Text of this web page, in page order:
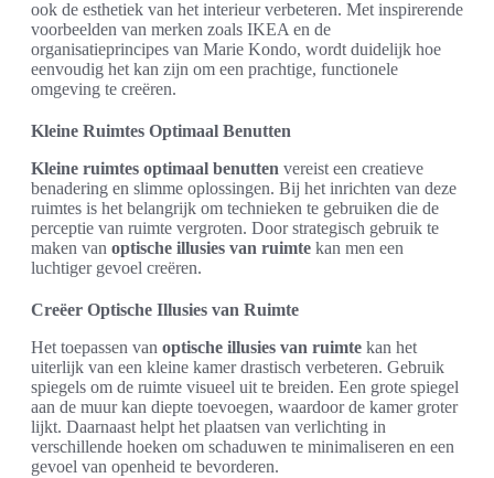
ook de esthetiek van het interieur verbeteren. Met inspirerende
voorbeelden van merken zoals IKEA en de
organisatieprincipes van Marie Kondo, wordt duidelijk hoe
eenvoudig het kan zijn om een prachtige, functionele
omgeving te creëren.
Kleine Ruimtes Optimaal Benutten
Kleine ruimtes optimaal benutten vereist een creatieve
benadering en slimme oplossingen. Bij het inrichten van deze
ruimtes is het belangrijk om technieken te gebruiken die de
perceptie van ruimte vergroten. Door strategisch gebruik te
maken van optische illusies van ruimte kan men een
luchtiger gevoel creëren.
Creëer Optische Illusies van Ruimte
Het toepassen van optische illusies van ruimte kan het
uiterlijk van een kleine kamer drastisch verbeteren. Gebruik
spiegels om de ruimte visueel uit te breiden. Een grote spiegel
aan de muur kan diepte toevoegen, waardoor de kamer groter
lijkt. Daarnaast helpt het plaatsen van verlichting in
verschillende hoeken om schaduwen te minimaliseren en een
gevoel van openheid te bevorderen.